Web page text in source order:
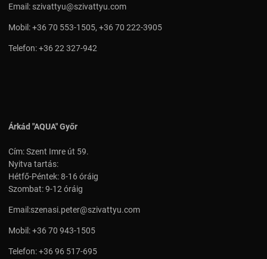
Email: szivattyu@szivattyu.com
Mobil:+36 70 553-1505, +36 70 222-3905
Telefon:+36 22 327-942
Árkád "AQUA" Győr
Cím: Szent Imre út 59.
Nyitva tartás:
Hétfő-Péntek: 8-16 óráig
Szombat: 9-12 óráig
Email:szenasi.peter@szivattyu.com
Mobil:+36 70 943-1505
Telefon:+36 96 517-695